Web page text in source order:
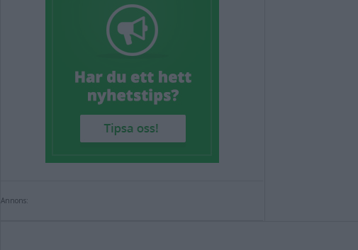
Annons: